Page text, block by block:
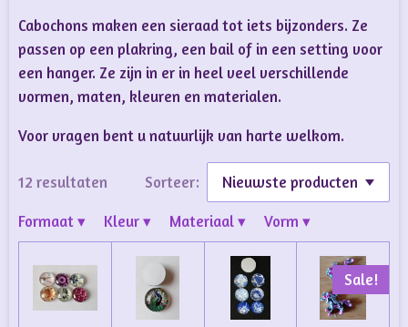
Cabochons maken een sieraad tot iets bijzonders. Ze
passen op een plakring, een bail of in een setting voor
een hanger. Ze zijn in er in heel veel verschillende
vormen, maten, kleuren en materialen.
Voor vragen bent u natuurlijk van harte welkom.
12 resultaten Sorteer:
Formaat ▾ Kleur ▾ Materiaal ▾ Vorm ▾
Sale!